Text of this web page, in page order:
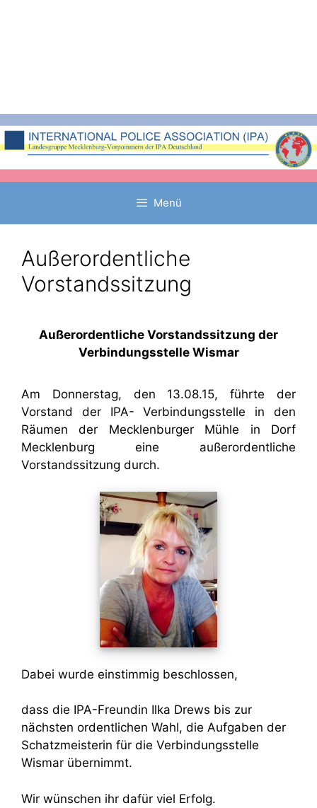
Menü
Außerordentliche
Vorstandssitzung
Außerordentliche Vorstandssitzung der
Verbindungsstelle Wismar
Am Donnerstag, den 13.08.15, führte der
Vorstand der IPA- Verbindungsstelle in den
Räumen der Mecklenburger Mühle in Dorf
Mecklenburg eine außerordentliche
Vorstandssitzung durch.
Dabei wurde einstimmig beschlossen,
dass die IPA-Freundin Ilka Drews bis zur
nächsten ordentlichen Wahl, die Aufgaben der
Schatzmeisterin für die Verbindungsstelle
Wismar übernimmt.
Wir wünschen ihr dafür viel Erfolg.